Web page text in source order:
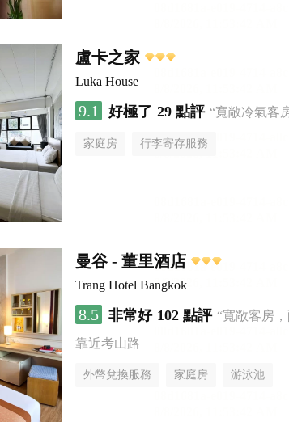
盧卡之家
Luka House
9.1 好極了 29 點評 “寬敞冷氣客
家庭房 行李寄存服務
曼谷 - 董里酒店
Trang Hotel Bangkok
8.5 非常好 102 點評 “寬敞客房
靠近考山路
外幣兌換服務 家庭房 游泳池